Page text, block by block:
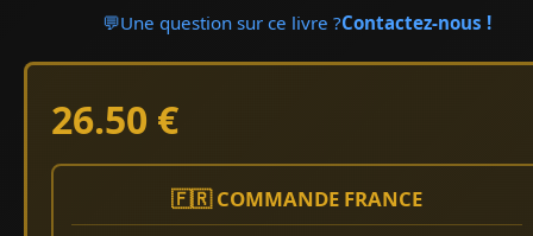
💬Une question sur ce livre ?Contactez-nous !
26.50 €
🇫🇷 COMMANDE FRANCE